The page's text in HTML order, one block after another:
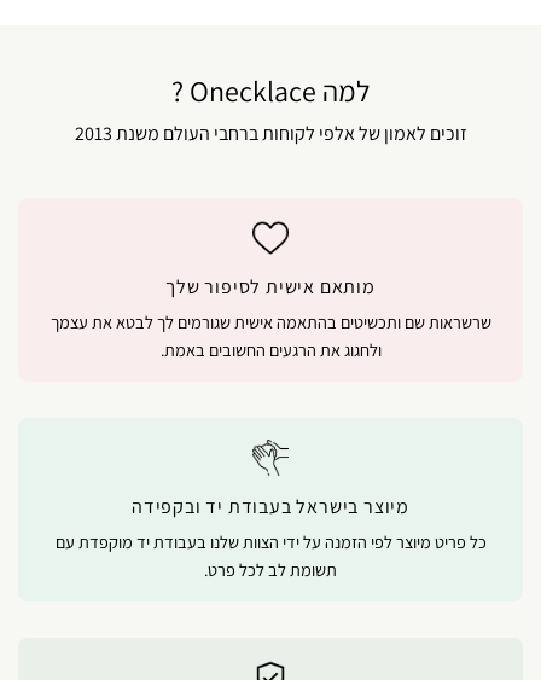
למה Onecklace ?
זוכים לאמון של אלפי לקוחות ברחבי העולם משנת 2013
מותאם אישית לסיפור שלך
שרשראות שם ותכשיטים בהתאמה אישית שגורמים לך לבטא את עצמך
ולחגוג את הרגעים החשובים באמת.
מיוצר בישראל בעבודת יד ובקפידה
כל פריט מיוצר לפי הזמנה על ידי הצוות שלנו בעבודת יד מוקפדת עם
תשומת לב לכל פרט.